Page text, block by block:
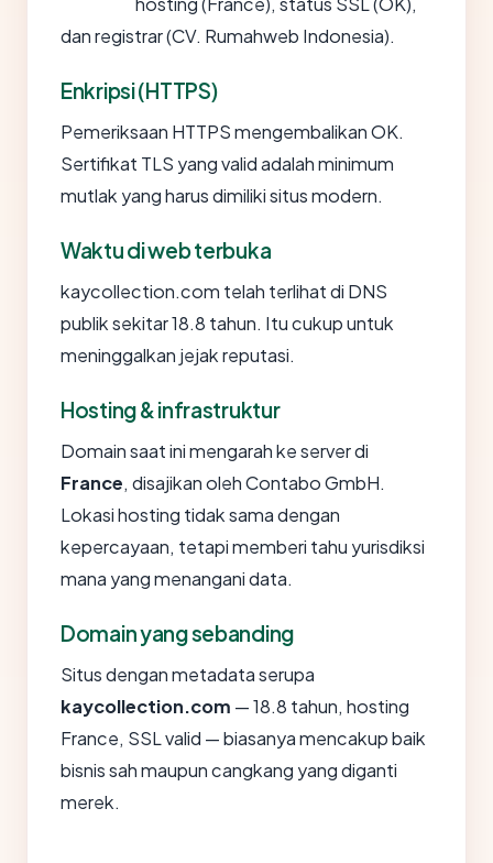
dan registrar (CV. Rumahweb Indonesia).
Enkripsi (HTTPS)
Pemeriksaan HTTPS mengembalikan OK.
Sertifikat TLS yang valid adalah minimum
mutlak yang harus dimiliki situs modern.
Waktu di web terbuka
kaycollection.com telah terlihat di DNS
publik sekitar 18.8 tahun. Itu cukup untuk
meninggalkan jejak reputasi.
Hosting & infrastruktur
Domain saat ini mengarah ke server di
France, disajikan oleh Contabo GmbH.
Lokasi hosting tidak sama dengan
kepercayaan, tetapi memberi tahu yurisdiksi
mana yang menangani data.
Domain yang sebanding
Situs dengan metadata serupa
kaycollection.com — 18.8 tahun, hosting
France, SSL valid — biasanya mencakup baik
bisnis sah maupun cangkang yang diganti
merek.